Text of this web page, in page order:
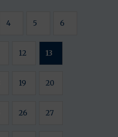
4 5 6
12 13
19 20
26 27